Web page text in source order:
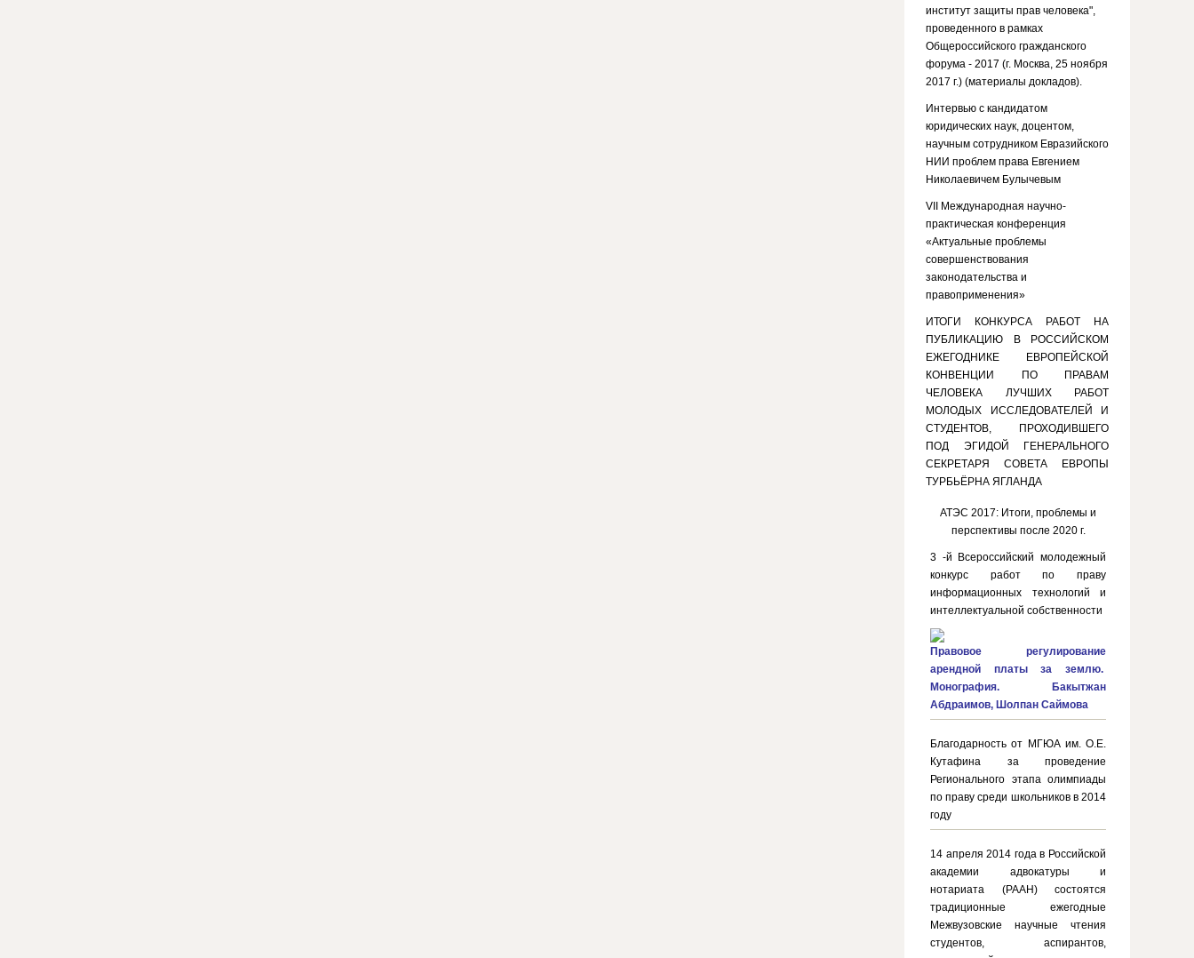
институт защиты прав человека",
проведенного в рамках
Общероссийского гражданского
форума - 2017 (г. Москва, 25 ноября
2017 г.) (материалы докладов).
Интервью с кандидатом
юридических наук, доцентом,
научным сотрудником Евразийского
НИИ проблем права Евгением
Николаевичем Булычевым
VII Международная научно-
практическая конференция
«Актуальные проблемы
совершенствования
законодательства и
правоприменения»
ИТОГИ КОНКУРСА РАБОТ НА
ПУБЛИКАЦИЮ В РОССИЙСКОМ
ЕЖЕГОДНИКЕ ЕВРОПЕЙСКОЙ
КОНВЕНЦИИ ПО ПРАВАМ
ЧЕЛОВЕКА ЛУЧШИХ РАБОТ
МОЛОДЫХ ИССЛЕДОВАТЕЛЕЙ И
СТУДЕНТОВ, ПРОХОДИВШЕГО
ПОД ЭГИДОЙ ГЕНЕРАЛЬНОГО
СЕКРЕТАРЯ СОВЕТА ЕВРОПЫ
ТУРБЬЁРНА ЯГЛАНДА
АТЭС 2017: Итоги, проблемы и
перспективы после 2020 г.
3 -й Всероссийский молодежный
конкурс работ по праву
информационных технологий и
интеллектуальной собственности
Правовое регулирование
арендной платы за землю.
Монография. Бакытжан
Абдраимов, Шолпан Саймова
Благодарность от МГЮА им. О.Е.
Кутафина за проведение
Регионального этапа олимпиады
по праву среди школьников в 2014
году
14 апреля 2014 года в Российской
академии адвокатуры и
нотариата (РААН) состоятся
традиционные ежегодные
Межвузовские научные чтения
студентов, аспирантов,